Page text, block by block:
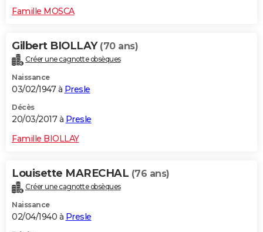
Famille MOSCA
Gilbert BIOLLAY (70 ans)
Créer une cagnotte obsèques
Naissance
03/02/1947 à Presle
Décès
20/03/2017 à Presle
Famille BIOLLAY
Louisette MARECHAL (76 ans)
Créer une cagnotte obsèques
Naissance
02/04/1940 à Presle